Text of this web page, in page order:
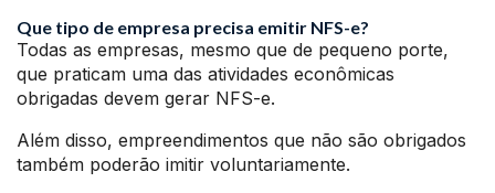
Que tipo de empresa precisa emitir NFS-e?
Todas as empresas, mesmo que de pequeno porte,
que praticam uma das atividades econômicas
obrigadas devem gerar NFS-e.
Além disso, empreendimentos que não são obrigados
também poderão imitir voluntariamente.